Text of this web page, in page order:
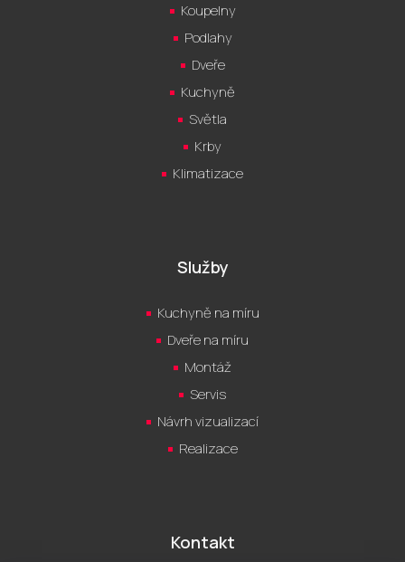
Koupelny
Podlahy
Dveře
Kuchyně
Světla
Krby
Klimatizace
Služby
Kuchyně na míru
Dveře na míru
Montáž
Servis
Návrh vizualizací
Realizace
Kontakt